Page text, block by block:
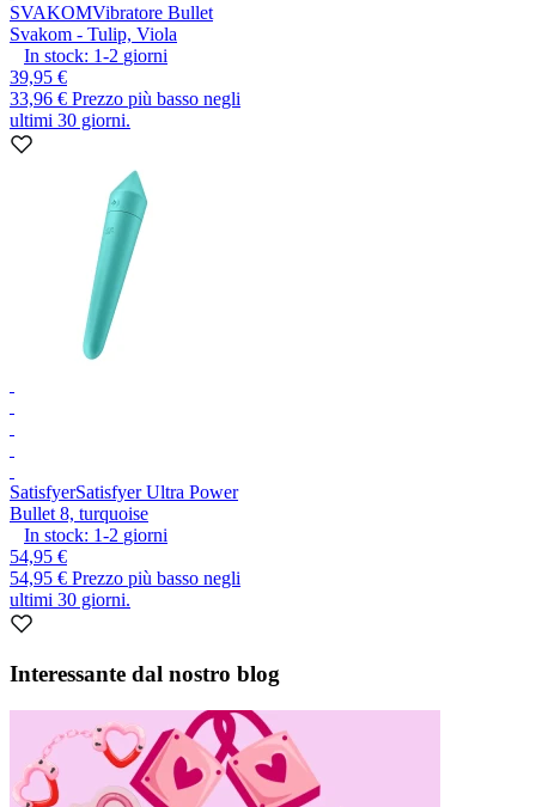
SVAKOMVibratore Bullet
Svakom - Tulip, Viola
In stock: 1-2 giorni
39,95 €
33,96 € Prezzo più basso negli
ultimi 30 giorni.
SatisfyerSatisfyer Ultra Power
Bullet 8, turquoise
In stock: 1-2 giorni
54,95 €
54,95 € Prezzo più basso negli
ultimi 30 giorni.
Interessante dal nostro blog